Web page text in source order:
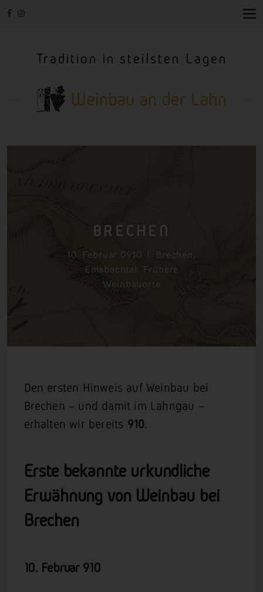
T
Tradition in steilsten Lagen
BRECHEN
10. Februar 0910 Brechen,
Emsbachtal , Frühere
Weinbauorte
Den ersten Hinweis auf Weinbau bei
Brechen – und damit im Lahngau –
erhalten wir bereits 910.
Erste bekannte urkundliche
Erwähnung von Weinbau bei
Brechen
10. Februar 910